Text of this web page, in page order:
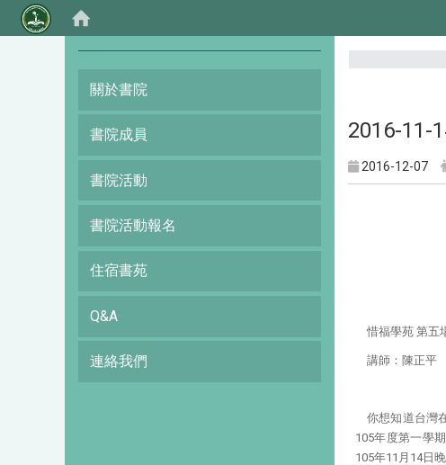
關於書院
書院成員
書院活動
書院活動報名
住宿書苑
Q&A
連絡我們
2016-11-
2016-12-07
惜福學苑 第五
講師 ： 陳正平
你想知道台灣
105年度第一學
105年11月14日